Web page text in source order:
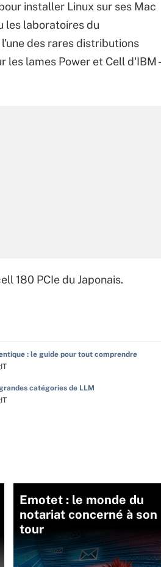
installer Linux sur ses Mac
les laboratoires du
des rares distributions
les lames Power et Cell d'IBM -
180 PCIe du Japonais.
: le guide pour tout comprendre
catégories de LLM
Emotet : le monde du
notariat concerné à son
tour